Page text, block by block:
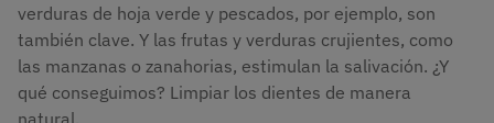
verduras de hoja verde y pescados, por ejemplo, son
también clave. Y las frutas y verduras crujientes, como
las manzanas o zanahorias, estimulan la salivación. ¿Y
qué conseguimos? Limpiar los dientes de manera